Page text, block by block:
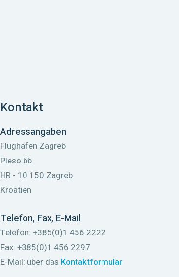
Kontakt
Adressangaben
Flughafen Zagreb
Pleso bb
HR - 10 150 Zagreb
Kroatien
Telefon, Fax, E-Mail
Telefon: +385(0)1 456 2222
Fax: +385(0)1 456 2297
E-Mail: über das Kontaktformular